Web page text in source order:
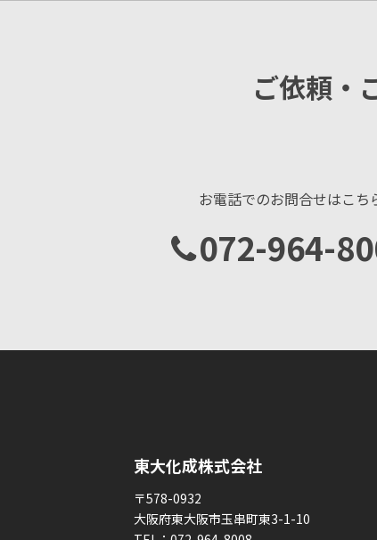
ご依頼・
お電話でのお問合せはこち
072-964-
東大化成株式会社
〒578-0932
大阪府東大阪市玉串町東3-1-10